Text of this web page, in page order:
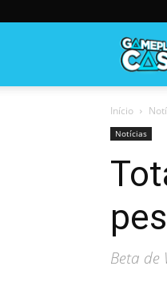
Início
Notícias
Beta de